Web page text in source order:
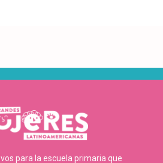
para la escuela primaria que